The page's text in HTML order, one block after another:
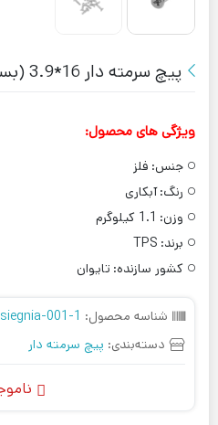
پیچ سرمته دار 16*3.9 (بسته 1000 عددی)
ویژگی های محصول:
جنس: فلز
رنگ: آبکاری
وزن: 1.1 کیلوگرم
برند: TPS
کشور سازنده: تایوان
شناسه محصول: 001-1
دسته‌بندی: پیچ سرمته دار